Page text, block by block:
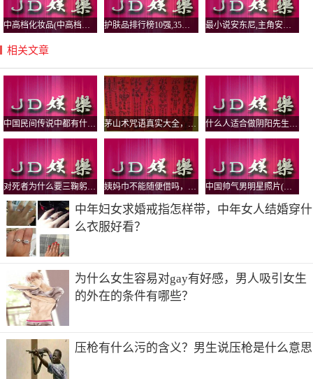
最小说安东尼,主角安东小说
相关文章
茅山术咒语真实大全，茅山五鬼运财术揭秘
中国帅气男明星照片(中国超帅男明星图片)
中年妇女求婚戒指怎样带，中年女人结婚穿什
么衣服好看？
为什么女生容易对gay有好感，男人吸引女生
的外在的条件有哪些？
压枪有什么污的含义？男生说压枪是什么意思